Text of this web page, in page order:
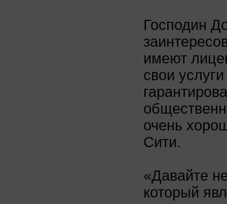
Господин
имеют
свои
очень
Сити.
«Давайте
который